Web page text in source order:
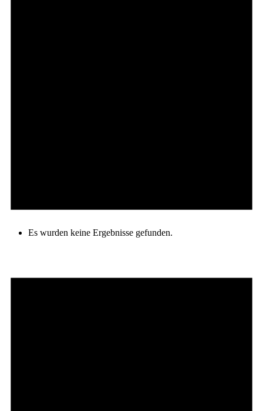
Es wurden keine Ergebnisse gefunden.